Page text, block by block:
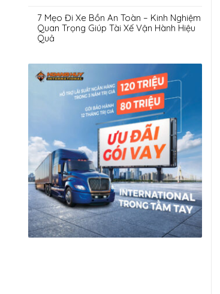
7 Mẹo Đi Xe Bồn An Toàn – Kinh Nghiệm
Quan Trọng Giúp Tài Xế Vận Hành Hiệu
Quả